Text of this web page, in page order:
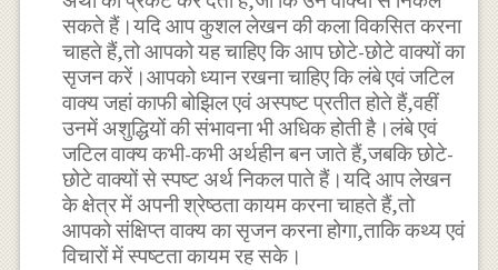
सकते हैं।यदि आप कुशल लेखन की कला विकसित करना
चाहते हैं,तो आपको यह चाहिए कि आप छोटे-छोटे वाक्यों का
सृजन करें।आपको ध्यान रखना चाहिए कि लंबे एवं जटिल
वाक्य जहां काफी बोझिल एवं अस्पष्ट प्रतीत होते हैं,वहीं
उनमें अशुद्धियों की संभावना भी अधिक होती है।लंबे एवं
जटिल वाक्य कभी-कभी अर्थहीन बन जाते हैं,जबकि छोटे-
छोटे वाक्यों से स्पष्ट अर्थ निकल पाते हैं।यदि आप लेखन
के क्षेत्र में अपनी श्रेष्ठता कायम करना चाहते हैं,तो
आपको संक्षिप्त वाक्य का सृजन करना होगा,ताकि कथ्य एवं
विचारों में स्पष्टता कायम रह सके।